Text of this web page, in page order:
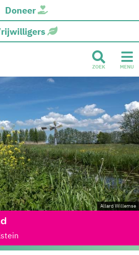
Doneer
ZOEK MENU
Allard Willemse